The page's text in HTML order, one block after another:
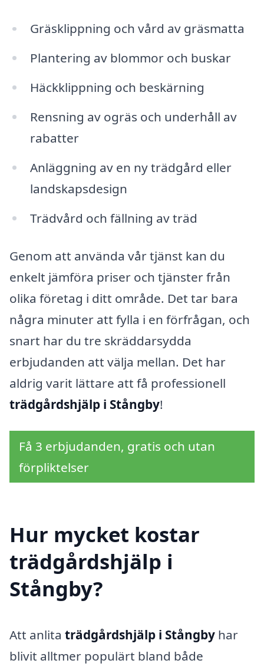
Gräsklippning och vård av gräsmatta
Plantering av blommor och buskar
Häckklippning och beskärning
Rensning av ogräs och underhåll av
rabatter
Anläggning av en ny trädgård eller
landskapsdesign
Trädvård och fällning av träd
Genom att använda vår tjänst kan du
enkelt jämföra priser och tjänster från
olika företag i ditt område. Det tar bara
några minuter att fylla i en förfrågan, och
snart har du tre skräddarsydda
erbjudanden att välja mellan. Det har
aldrig varit lättare att få professionell
trädgårdshjälp i Stångby!
Få 3 erbjudanden, gratis och utan
förpliktelser
Hur mycket kostar
trädgårdshjälp i
Stångby?
Att anlita trädgårdshjälp i Stångby har
blivit alltmer populärt bland både